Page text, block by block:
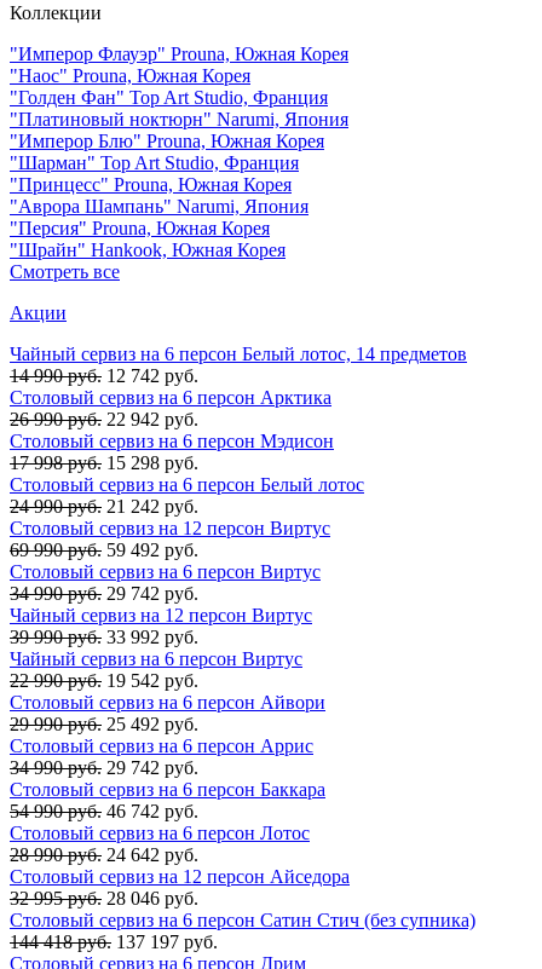
Коллекции
"Имперор Флауэр" Prouna, Южная Корея
"Наос" Prouna, Южная Корея
"Голден Фан" Top Art Studio, Франция
"Платиновый ноктюрн" Narumi, Япония
"Имперор Блю" Prouna, Южная Корея
"Шарман" Top Art Studio, Франция
"Принцесс" Prouna, Южная Корея
"Аврора Шампань" Narumi, Япония
"Персия" Prouna, Южная Корея
"Шрайн" Hankook, Южная Корея
Смотреть все
Акции
Чайный сервиз на 6 персон Белый лотос, 14 предметов
14 990 руб. 12 742 руб.
Столовый сервиз на 6 персон Арктика
26 990 руб. 22 942 руб.
Столовый сервиз на 6 персон Мэдисон
17 998 руб. 15 298 руб.
Столовый сервиз на 6 персон Белый лотос
24 990 руб. 21 242 руб.
Столовый сервиз на 12 персон Виртус
69 990 руб. 59 492 руб.
Столовый сервиз на 6 персон Виртус
34 990 руб. 29 742 руб.
Чайный сервиз на 12 персон Виртус
39 990 руб. 33 992 руб.
Чайный сервиз на 6 персон Виртус
22 990 руб. 19 542 руб.
Столовый сервиз на 6 персон Айвори
29 990 руб. 25 492 руб.
Столовый сервиз на 6 персон Аррис
34 990 руб. 29 742 руб.
Столовый сервиз на 6 персон Баккара
54 990 руб. 46 742 руб.
Столовый сервиз на 6 персон Лотос
28 990 руб. 24 642 руб.
Столовый сервиз на 12 персон Айседора
32 995 руб. 28 046 руб.
Столовый сервиз на 6 персон Сатин Стич (без супника)
144 418 руб. 137 197 руб.
Столовый сервиз на 6 персон Дрим